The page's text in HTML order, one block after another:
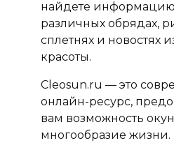
найдете
различных обрядах,
сплетнях и новостях
красоты.
Cleosun.ru — это
онлайн-ресурс,
вам возможность
многообразие